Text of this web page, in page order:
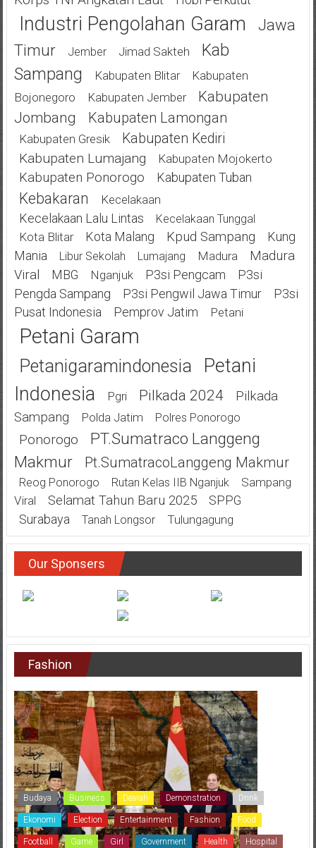
Industri Pengolahan Garam
Jawa
Timur
Jember Jimad Sakteh
Kab
Sampang
Kabupaten Blitar
Kabupaten
Bojonegoro
Kabupaten Jember
Kabupaten
Jombang
Kabupaten Lamongan
Kabupaten Gresik
Kabupaten Kediri
Kabupaten Lumajang
Kabupaten Mojokerto
Kabupaten Ponorogo Kabupaten Tuban
Kebakaran Kecelakaan
Kecelakaan Lalu Lintas Kecelakaan Tunggal
Kota Blitar Kota Malang Kpud Sampang
Kung
Mania
Libur Sekolah Lumajang Madura
Madura
Viral
MBG Nganjuk P3si Pengcam
P3si
Pengda Sampang
P3si Pengwil Jawa Timur
P3si
Pusat Indonesia
Pemprov Jatim Petani
Petani Garam
Petanigaramindonesia
Petani
Indonesia
Pgri Pilkada 2024
Pilkada
Sampang
Polda Jatim Polres Ponorogo
Ponorogo
PT.Sumatraco Langgeng
Makmur
Pt.SumatracoLanggeng Makmur
Reog Ponorogo Rutan Kelas IIB Nganjuk
Sampang
Viral
Selamat Tahun Baru 2025
SPPG
Surabaya
Tanah Longsor Tulungagung
Our Sponsers
Fashion
Budaya Business Dearah Demonstration Drink
Ekonomi Election Entertainment Fashion Food
Football Game Girl Government Health Hospital